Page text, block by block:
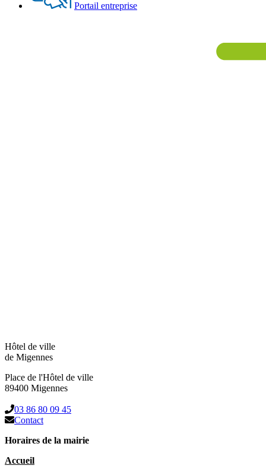
Portail entreprise
Hôtel de ville
de Migennes
Place de l'Hôtel de ville
89400 Migennes
03 86 80 09 45
Contact
Horaires de la mairie
Accueil